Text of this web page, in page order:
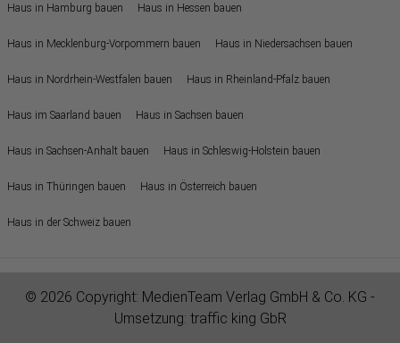
Haus in Hamburg bauen Haus in Hessen bauen
Haus in Mecklenburg-Vorpommern bauen Haus in Niedersachsen bauen
Haus in Nordrhein-Westfalen bauen Haus in Rheinland-Pfalz bauen
Haus im Saarland bauen Haus in Sachsen bauen
Haus in Sachsen-Anhalt bauen Haus in Schleswig-Holstein bauen
Haus in Thüringen bauen Haus in Österreich bauen
Haus in der Schweiz bauen
© 2026 Copyright: MedienTeam Verlag GmbH & Co. KG -
Umsetzung: traffic king GbR